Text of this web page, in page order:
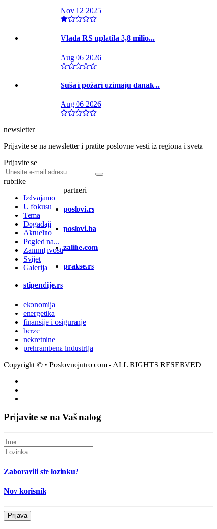
Nov 12 2025
Vlada RS uplatila 3,8 milio...
Aug 06 2026
Suša i požari uzimaju danak...
Aug 06 2026
newsletter
Prijavite se na newsletter i pratite poslovne vesti iz regiona i sveta
Prijavite se
rubrike
Izdvajamo
U fokusu
Tema
Događaji
Aktuelno
Pogled na...
Zanimljivosti
Svijet
Galerija
partneri
poslovi.rs
poslovi.ba
zalihe.com
prakse.rs
stipendije.rs
ekonomija
energetika
finansije i osiguranje
berze
nekretnine
prehrambena industrija
Copyright © • Poslovnojutro.com - ALL RIGHTS RESERVED
Prijavite se na Vaš nalog
Zaboravili ste lozinku?
Nov korisnik